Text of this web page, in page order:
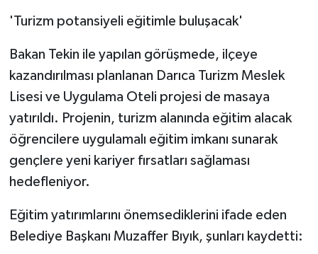
'Turizm potansiyeli eğitimle buluşacak'
Bakan Tekin ile yapılan görüşmede, ilçeye
kazandırılması planlanan Darıca Turizm Meslek
Lisesi ve Uygulama Oteli projesi de masaya
yatırıldı. Projenin, turizm alanında eğitim alacak
öğrencilere uygulamalı eğitim imkanı sunarak
gençlere yeni kariyer fırsatları sağlaması
hedefleniyor.
Eğitim yatırımlarını önemsediklerini ifade eden
Belediye Başkanı Muzaffer Bıyık, şunları kaydetti: